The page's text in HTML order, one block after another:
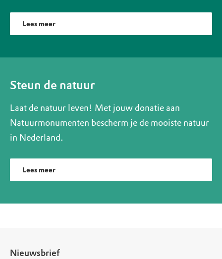
Lees meer
Steun de natuur
Laat de natuur leven! Met jouw donatie aan
Natuurmonumenten bescherm je de mooiste natuur
in Nederland.
Lees meer
Nieuwsbrief